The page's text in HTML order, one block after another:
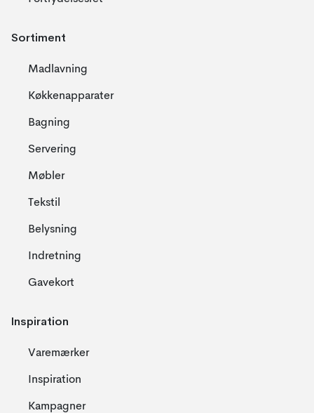
Sortiment
Madlavning
Køkkenapparater
Bagning
Servering
Møbler
Tekstil
Belysning
Indretning
Gavekort
Inspiration
Varemærker
Inspiration
Kampagner